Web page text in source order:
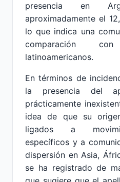
presencia en
aproximadamente el
lo que indica una
comparación
latinoamericanos.
En términos de
la presencia del
prácticamente
idea de que su
ligados a
específicos y a
dispersión en Asia,
se ha registrado de